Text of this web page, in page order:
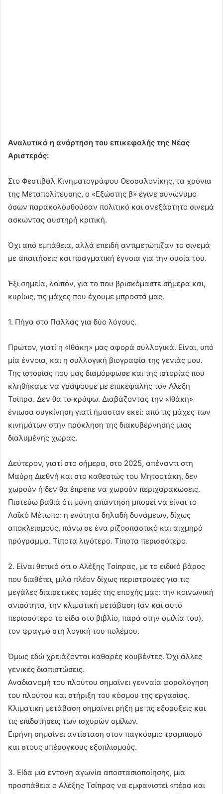
Αναλυτικά η ανάρτηση του επικεφαλής της Νέας
Αριστεράς:
Στο Φεστιβάλ Κινηματογράφου Θεσσαλονίκης, τα χρόνια
της Μεταπολίτευσης, ο «Εξώστης β» έγινε συνώνυμο
όσων παρακολουθούσαν πολιτικό και ανεξάρτητο σινεμά
ασκώντας αυστηρή κριτική.
Όχι από εμπάθεια, αλλά επειδή αντιμετώπιζαν το σινεμά
με απαιτήσεις και πραγματική έγνοια για την ουσία του.
Έξι σημεία, λοιπόν, για το που βρισκόμαστε σήμερα και,
κυρίως, τις μάχες που έχουμε μπροστά μας.
1. Πήγα στο Παλλάς για δύο λόγους.
Πρώτον, γιατί η «Ιθάκη» μας αφορά συλλογικά. Είναι, υπό
μία έννοια, και η συλλογική βιογραφία της γενιάς μου.
Της ιστορίας που μας διαμόρφωσε και της ιστορίας που
κληθήκαμε να γράψουμε με επικεφαλής τον Αλέξη
Τσίπρα. Δεν θα το κρύψω. Διαβάζοντας την «Ιθάκη»
ένιωσα συγκίνηση γιατί ήμασταν εκεί: από τις μάχες των
κινημάτων στην πρόκληση της διακυβέρνησης μιας
διαλυμένης χώρας.
Δεύτερον, γιατί στο σήμερα, στο 2025, απέναντι στη
Μαύρη Διεθνή και στο καθεστώς του Μητσοτάκη, δεν
χωρούν ή δεν θα έπρεπε να χωρούν περιχαρακώσεις.
Πιστεύω βαθιά ότι μόνη απάντηση μπορεί να είναι το
Λαϊκό Μέτωπο: η ενότητα δηλαδή δυνάμεων, δίχως
αποκλεισμούς, πάνω σε ένα ριζοσπαστικό και αιχμηρό
πρόγραμμα. Τίποτα λιγότερο. Τίποτα περισσότερο.
2. Είναι θετικό ότι ο Αλέξης Τσίπρας, με το ειδικό βάρος
που διαθέτει, μιλά πλέον δίχως περιστροφές για τις
μεγάλες διαιρετικές τομές της εποχής μας: την κοινωνική
ανισότητα, την κλιματική μετάβαση (αν και αυτό
περισσότερο το είδα στο βιβλίο, παρά στην ομιλία του),
τον φραγμό στη λογική του πολέμου.
Όμως εδώ χρειάζονται καθαρές κουβέντες. Όχι άλλες
γενικές διαπιστώσεις.
Αναδιανομή του πλούτου σημαίνει γενναία φορολόγηση
του πλούτου και στήριξη του κόσμου της εργασίας.
Κλιματική μετάβαση σημαίνει ρήξη με τις εξορύξεις και
τις επιδοτήσεις των ισχυρών ομίλων.
Ειρήνη σημαίνει αντίσταση στον παγκόσμιο τραμπισμό
και στους υπέρογκους εξοπλισμούς.
3. Είδα μια έντονη αγωνία αποστασιοποίησης, μια
προσπάθεια ο Αλέξης Τσίπρας να εμφανιστεί «πέρα και